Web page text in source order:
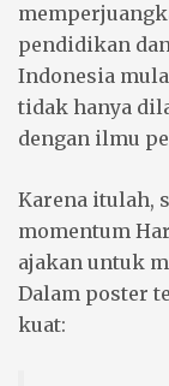
pendidikan
Indonesia
tidak hanya
dengan ilmu
Karena itulah,
momentum
ajakan untuk
Dalam poster
kuat: